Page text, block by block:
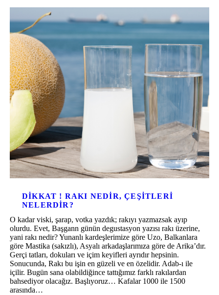
DIKKAT ! RAKI NEDIR, ÇEŞITLERI
NELERDIR?
O kadar viski, şarap, votka yazdık; rakıyı yazmazsak ayıp
olurdu. Evet, Başgann günün degustasyon yazısı rakı üzerine,
yani rakı nedir? Yunanlı kardeşlerimize göre Uzo, Balkanlara
göre Mastika (sakızlı), Asyalı arkadaşlarımıza göre de Arika’dır.
Gerçi tatları, dokuları ve içim keyifleri ayrıdır hepsinin.
Sonucunda, Rakı bu işin en güzeli ve en özelidir. Adab-ı ile
içilir. Bugün sana olabildiğince tattığımız farklı rakılardan
bahsediyor olacağız. Başlıyoruz… Kafalar 1000 ile 1500
arasında…